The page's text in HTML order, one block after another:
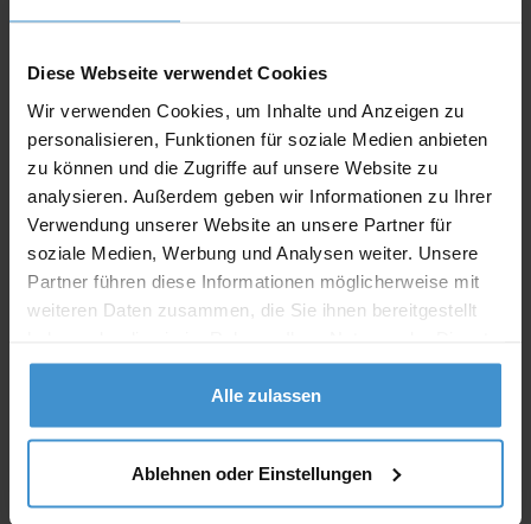
Diese Webseite verwendet Cookies
Wir verwenden Cookies, um Inhalte und Anzeigen zu
personalisieren, Funktionen für soziale Medien anbieten
zu können und die Zugriffe auf unsere Website zu
analysieren. Außerdem geben wir Informationen zu Ihrer
Verwendung unserer Website an unsere Partner für
soziale Medien, Werbung und Analysen weiter. Unsere
Partner führen diese Informationen möglicherweise mit
weiteren Daten zusammen, die Sie ihnen bereitgestellt
gesammelt haben.
Alle zulassen
Ablehnen oder Einstellungen
Angebot drucken
Individuelle Anfrage
Artikel mit Werbeanbringung: ca. 1 - 2 Wochen
Muster: ca. 3 - 5 Werktage
Muster bestellen